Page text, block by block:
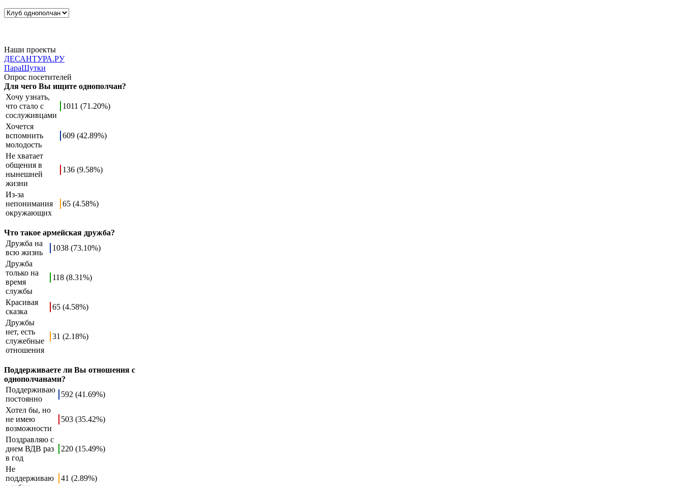
Наши проекты
ДЕСАНТУРА.РУ
ПараШутки
Опрос посетителей
Для чего Вы ищите однополчан?
Хочу узнать,
что стало с
сослуживцами
1011 (71.20%)
Хочется
вспомнить
молодость
609 (42.89%)
Не хватает
общения в
нынешней
жизни
136 (9.58%)
Из-за
непонимания
окружающих
65 (4.58%)
Что такое армейская дружба?
Дружба на
всю жизнь
1038 (73.10%)
Дружба
только на
время
службы
118 (8.31%)
Красивая
сказка
65 (4.58%)
Дружбы
нет, есть
служебные
отношения
31 (2.18%)
Поддерживаете ли Вы отношения с
однополчанами?
Поддерживаю
постоянно
592 (41.69%)
Хотел бы, но
не имею
возможности
503 (35.42%)
Поздравляю с
днем ВДВ раз
в год
220 (15.49%)
Не
поддерживаю
41 (2.89%)